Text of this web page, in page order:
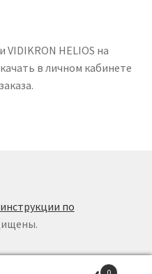
HELIOS на
в личном кабинете
инструкции по